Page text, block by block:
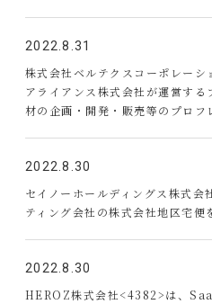
2022.8.31
株式会社ベルテクスコーポレー
アライアンス株式会社が運営す
材の企画・開発・販売等のプロ
2022.8.30
セイノーホールディングス株式
ティング会社の株式会社地区宅便
2022.8.30
HEROZ株式会社<4382>は、